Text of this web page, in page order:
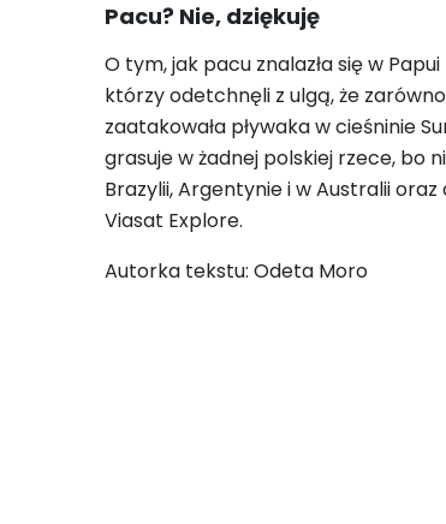
Pacu? Nie, dziękuję
O tym, jak pacu znalazła się w
którzy odetchnęli z ulgą, że
zaatakowała pływaka w cieśninie
grasuje w żadnej polskiej rzece, bo
Brazylii, Argentynie i w Australii
Viasat Explore.
Autorka tekstu: Odeta Moro